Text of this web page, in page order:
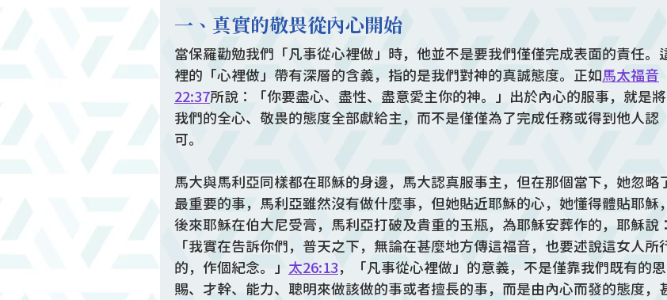
一、真實的敬畏從內心開始
當保羅勸勉我們「凡事從心裡做」時，他並不是要我們僅僅完成表面的責任。
裡的「心裡做」帶有深層的含義，指的是我們對神的真誠態度。正如馬太福音
22:37所說：「你要盡心、盡性、盡意愛主你的神。」出於內心的服事，就是將
我們的全心、敬畏的態度全部獻給主，而不是僅僅為了完成任務或得到他人認
可。
馬大與馬利亞同樣都在耶穌的身邊，馬大認真服事主，但在那個當下，她忽略
最重要的事，馬利亞雖然沒有做什麼事，但她貼近耶穌的心，她懂得體貼耶穌，
後來耶穌在伯大尼受膏，馬利亞打破及貴重的玉瓶，為耶穌安葬作的，耶穌說：
「我實在告訴你們，普天之下，無論在甚麼地方傳這福音，也要述說這女人所
的，作個紀念。」 太26:13，「凡事從心裡做」的意義，不是僅靠我們既有的恩
賜、才幹、能力、聰明來做該做的事或者擅長的事，而是由內心而發的態度，